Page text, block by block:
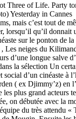
Three of Life. Party
Yesterday in Cannes
mais c’est tout de
lorsqu’il qu’il
sur le ponton de
Les neiges du
d’une longue salve
la sélection Un
d’un cinéaste à
( ex Djimmy’z) en
plus grand acteurs
on débutée avec la
du très attendu